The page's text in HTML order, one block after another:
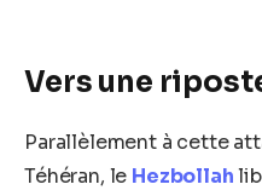
Vers une
Parallèlement à cette
Téhéran, le Hezbollah